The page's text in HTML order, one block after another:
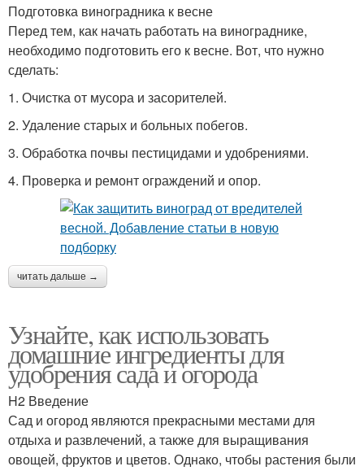
Подготовка виноградника к весне
Перед тем, как начать работать на винограднике,
необходимо подготовить его к весне. Вот, что нужно
сделать:
1. Очистка от мусора и засорителей.
2. Удаление старых и больных побегов.
3. Обработка почвы пестицидами и удобрениями.
4. Проверка и ремонт ограждений и опор.
читать дальше →
Узнайте, как использовать
домашние ингредиенты для
удобрения сада и огорода
H2 Введение
Сад и огород являются прекрасными местами для
отдыха и развлечений, а также для выращивания
овощей, фруктов и цветов. Однако, чтобы растения были